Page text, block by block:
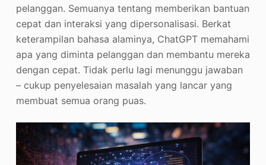
pelanggan. Semuanya tentang memberikan bantuan
cepat dan interaksi yang dipersonalisasi. Berkat
keterampilan bahasa alaminya, ChatGPT memahami
apa yang diminta pelanggan dan membantu mereka
dengan cepat. Tidak perlu lagi menunggu jawaban
– cukup penyelesaian masalah yang lancar yang
membuat semua orang puas.